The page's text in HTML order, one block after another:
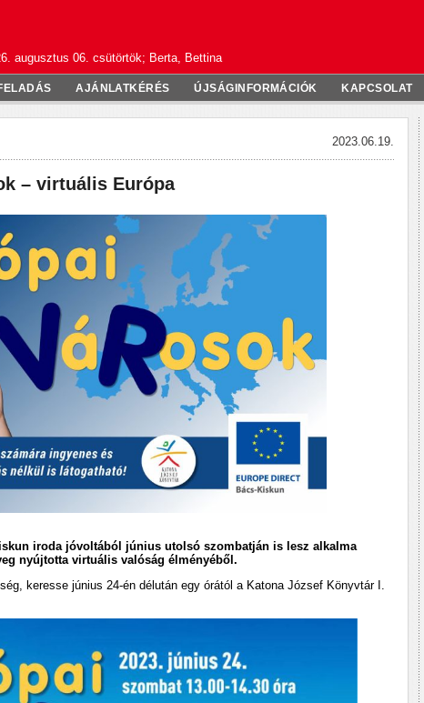
augusztus 06. csütörtök; Berta, Bettina
AJÁNLATKÉRÉS ÚJSÁGINFORMÁCIÓK KAPCSOLAT
2023.06.19.
– virtuális Európa
iroda jóvoltából június utolsó szombatján is lesz alkalma
nyújtotta virtuális valóság élményéből.
keresse június 24-én délután egy órától a Katona József Könyvtár I.